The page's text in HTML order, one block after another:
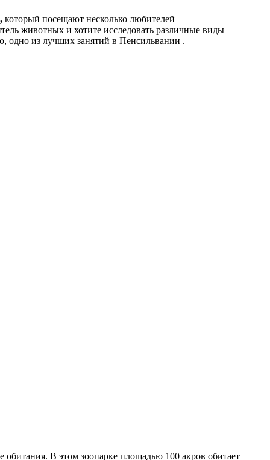
который посещают несколько любителей
животных и хотите исследовать различные виды
одно из лучших занятий в Пенсильвании .
В этом зоопарке площадью 100 акров обитает